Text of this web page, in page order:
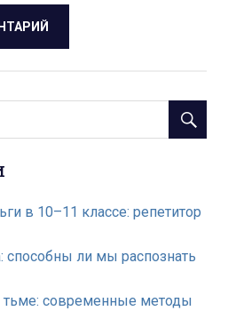
в 10–11 классе: репетитор
способны ли мы распознать
современные методы